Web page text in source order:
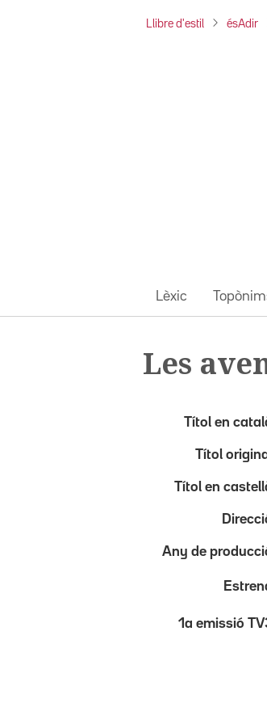
Llibre d'estil ésAdir
Lèxic
Les
Títol en
Títol
Títol en
Any de
1a emissió